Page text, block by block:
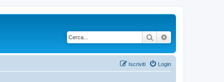
Cerca
Login
Iscriviti